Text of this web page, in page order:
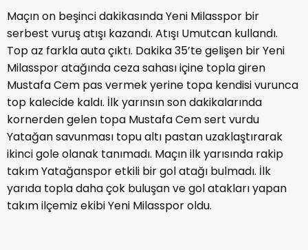
Maçın on beşinci dakikasında Yeni Milasspor bir
serbest vuruş atışı kazandı. Atışı Umutcan kullandı.
Top az farkla auta çıktı. Dakika 35’te gelişen bir Yeni
Milasspor atağında ceza sahası içine topla giren
Mustafa Cem pas vermek yerine topa kendisi vurunca
top kalecide kaldı. İlk yarınsın son dakikalarında
kornerden gelen topa Mustafa Cem sert vurdu
Yatağan savunması topu altı pastan uzaklaştırarak
ikinci gole olanak tanımadı. Maçın ilk yarısında rakip
takım Yatağanspor etkili bir gol atağı bulmadı. İlk
yarıda topla daha çok buluşan ve gol atakları yapan
takım ilçemiz ekibi Yeni Milasspor oldu.